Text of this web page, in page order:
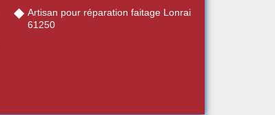
Artisan pour réparation faitage Lonrai
61250